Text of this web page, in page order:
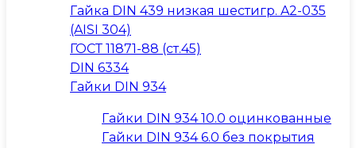
Гайка DIN 439 низкая шестигр. A2-035
(AISI 304)
ГОСТ 11871-88 (ст.45)
DIN 6334
Гайки DIN 934
Гайки DIN 934 10.0 оцинкованные
Гайки DIN 934 6.0 без покрытия